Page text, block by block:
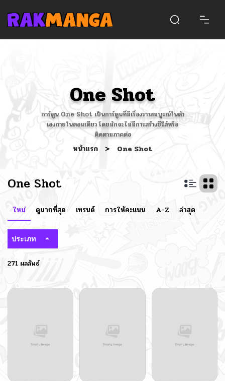
One Shot
การ์ตูน One Shot เป็นการ์ตูนที่มีเรื่องราวสมบูรณ์ในตัว
เองภายในตอนเดียว โดยมักจะไม่มีการสร้างซีรีส์หรือ
ติดตามภาคต่อ​
หน้าแรก > One Shot
One Shot
ใหม่ ดูมากที่สุด เทรนด์ การให้คะแนน A-Z ล่าสุด
ประเภท
271 ผลลัพธ์